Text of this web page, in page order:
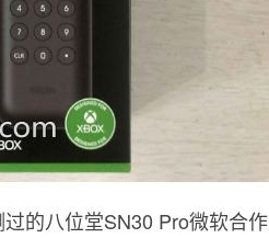
的八位堂SN30 Pro微软合作